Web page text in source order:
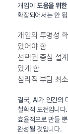
개입이 도움을 위
확장되어서는 안
개입의 투명성
있어야 함
선택권 중심 설
있게 함
심리적 부담 최
결국, AI가 인간의
철학적 도전입니
효율적으로 만들
완성될 것입니다.